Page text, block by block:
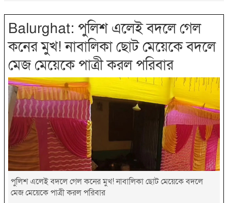
Balurghat: পুলিশ এলেই বদলে গেল
কনের মুখ! নাবালিকা ছোট মেয়েকে বদলে
মেজ মেয়েকে পাত্রী করল পরিবার
পুলিশ এলেই বদলে গেল কনের মুখ! নাবালিকা ছোট মেয়েকে বদলে
মেজ মেয়েকে পাত্রী করল পরিবার